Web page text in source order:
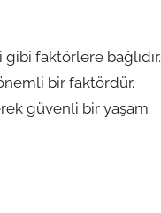
faktörlere bağlıdır.
bir faktördür.
güvenli bir yaşam